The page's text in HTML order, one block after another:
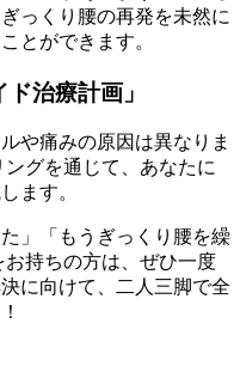
っくり腰の再発を未然に
とができます。
治療計画」
や痛みの原因は異なりま
グを通じて、あなたに
ます。
」「もうぎっくり腰を繰
持ちの方は、ぜひ一度
に向けて、二人三脚で全